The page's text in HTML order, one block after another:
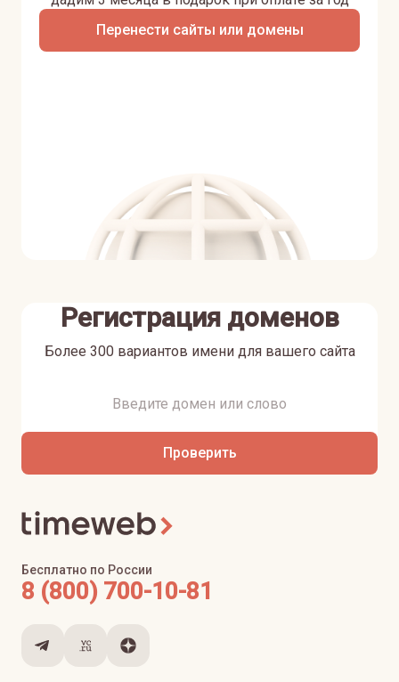
Перенести сайты или домены
Регистрация доменов
Более 300 вариантов имени для вашего сайта
Проверить
Бесплатно по России
8 (800) 700-10-81